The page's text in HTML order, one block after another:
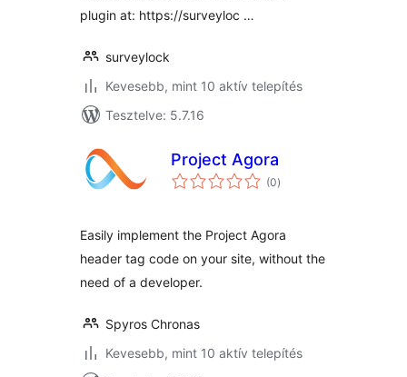
plugin at: https://surveyloc …
surveylock
Kevesebb, mint 10 aktív telepítés
Tesztelve: 5.7.16
Project Agora
(0értékelés
összesen
)
Easily implement the Project Agora
header tag code on your site, without the
need of a developer.
Spyros Chronas
Kevesebb, mint 10 aktív telepítés